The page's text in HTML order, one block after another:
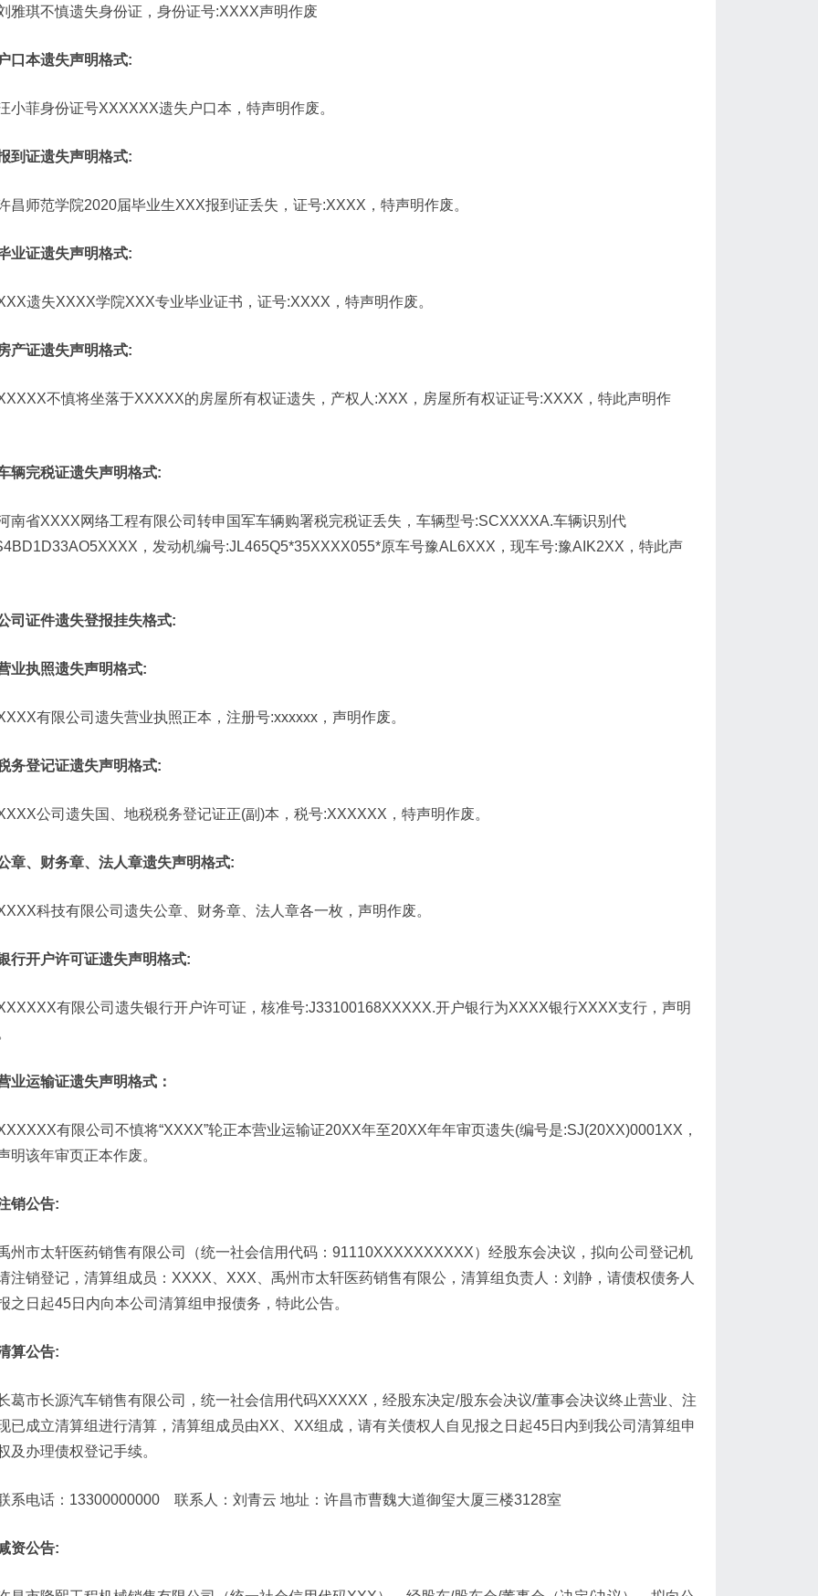
雅琪不慎遗失身份证，身份证号:XXXX声明作废
口本遗失声明格式:
小菲身份证号XXXXXX遗失户口本，特声明作废。
到证遗失声明格式:
昌师范学院2020届毕业生XXX报到证丢失，证号:XXXX，特声明作废。
业证遗失声明格式:
遗失XXXX学院XXX专业毕业证书，证号:XXXX，特声明作废。
产证遗失声明格式:
不慎将坐落于XXXXX的房屋所有权证遗失，产权人:XXX，房屋所有权证证号:XXXX，特此声明作
辆完税证遗失声明格式:
南省XXXX网络工程有限公司转申国军车辆购署税完税证丢失，车辆型号:SCXXXXA.车辆识别代
，发动机编号:JL465Q5*35XXXX055*原车号豫AL6XXX，现车号:豫AIK2XX，特此声
司证件遗失登报挂失格式:
业执照遗失声明格式:
有限公司遗失营业执照正本，注册号:xxxxxx，声明作废。
务登记证遗失声明格式:
公司遗失国、地税税务登记证正(副)本，税号:XXXXXX，特声明作废。
章、财务章、法人章遗失声明格式:
科技有限公司遗失公章、财务章、法人章各一枚，声明作废。
行开户许可证遗失声明格式:
有限公司遗失银行开户许可证，核准号:J33100168XXXXX.开户银行为XXXX银行XXXX支行，声明
业运输证遗失声明格式：
有限公司不慎将“XXXX”轮正本营业运输证20XX年至20XX年年审页遗失(编号是:SJ(20XX)0001XX，
明该年审页正本作废。
销公告:
州市太轩医药销售有限公司（统一社会信用代码：91110XXXXXXXXXX）经股东会决议，拟向公司登记机
注销登记，清算组成员：XXXX、XXX、禹州市太轩医药销售有限公，清算组负责人：刘静，请债权债务人
之日起45日内向本公司清算组申报债务，特此公告。
算公告:
葛市长源汽车销售有限公司，统一社会信用代码XXXXX，经股东决定/股东会决议/董事会决议终止营业、注
已成立清算组进行清算，清算组成员由XX、XX组成，请有关债权人自见报之日起45日内到我公司清算组申
及办理债权登记手续。
系电话：13300000000 联系人：刘青云 地址：许昌市曹魏大道御玺大厦三楼3128室
资公告: